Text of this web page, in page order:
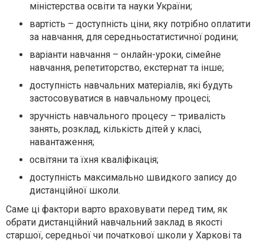
міністерства освіти та науки України;
вартість – доступність ціни, яку потрібно оплатити
за навчання, для середньостатистичної родини;
варіанти навчання – онлайн-уроки, сімейне
навчання, репетиторство, екстернат та інше;
доступність навчальних матеріалів, які будуть
застосовуватися в навчальному процесі;
зручність навчального процесу – тривалість
занять, розклад, кількість дітей у класі,
навантаження;
освітяни та їхня кваліфікація;
доступність максимально швидкого запису до
дистанційної школи.
Саме ці фактори варто враховувати перед тим, як
обрати дистанційний навчальний заклад в якості
старшої, середньої чи початкової школи у Харкові та